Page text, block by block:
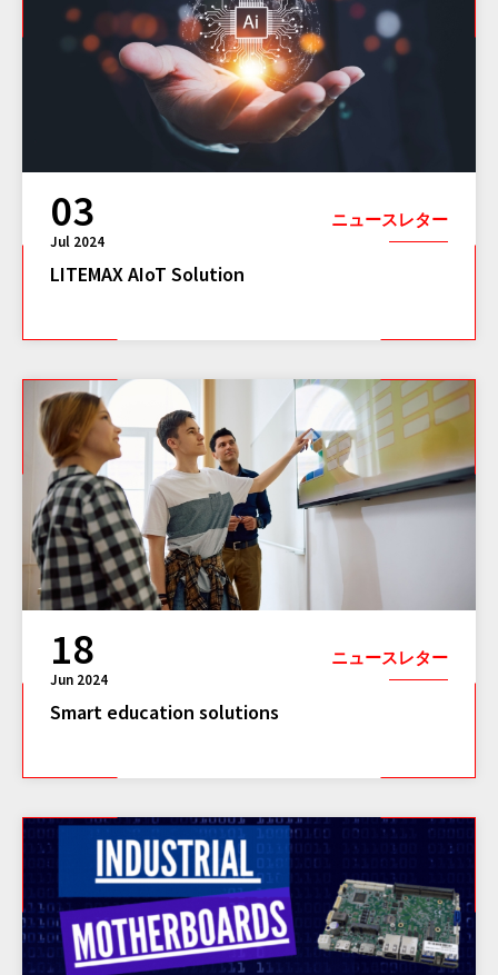
03
Jul 2024
ニュースレター
LITEMAX AIoT Solution
18
Jun 2024
ニュースレター
Smart education solutions